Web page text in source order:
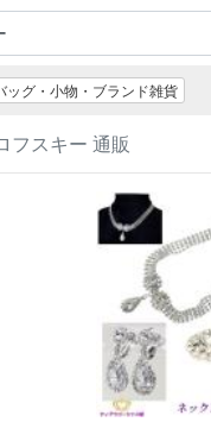
ッグ・小物・ブランド雑貨
フスキー 通販